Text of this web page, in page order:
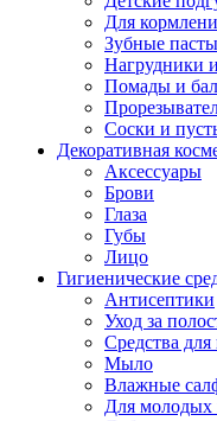
Для
Зубные
Нагрудники
Помады и
Соски и
Декоративная
Аксессуары
Брови
Глаза
Губы
Лицо
Гигиенические
Антисептики
Уход за
Средства
Мыло
Влажные
Для молодых